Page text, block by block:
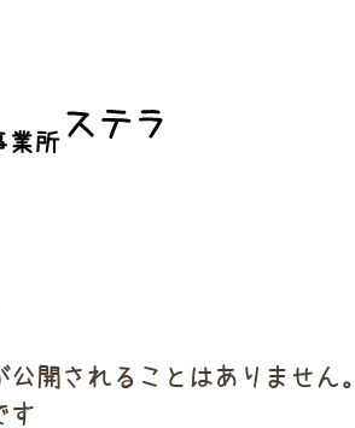
公開されることはありません。
す